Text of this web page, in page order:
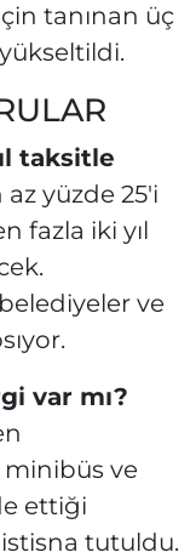
tanınan üç
taksitle
yüzde 25'i
fazla iki yıl
ve
var mı?
ve
ettiği
tutuldu.